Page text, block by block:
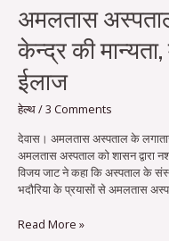
अमलतास
केन्द्र की मान्यता,
ईलाज
हेल्थ/3 Comments
देवास। अमलतास अस्पताल के
अमलतास अस्पताल को शासन द्वारा
विजय जाट ने कहा कि अस्पताल के
भदौरिया के प्रयासों से अमलतास
अमलतास
अस्पताल
को
मिली
नशा
मुक्ति
केन्द्र
की
मान्यता,
मरीजों
का
होगा
ईलाज
Read More »